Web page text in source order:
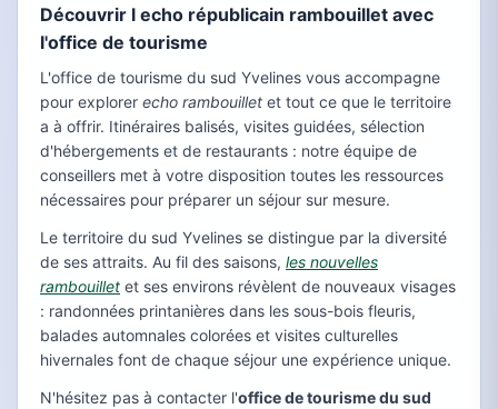
Découvrir l echo républicain rambouillet avec
l'office de tourisme
L'office de tourisme du sud Yvelines vous accompagne
pour explorer echo rambouillet et tout ce que le territoire
a à offrir. Itinéraires balisés, visites guidées, sélection
d'hébergements et de restaurants : notre équipe de
conseillers met à votre disposition toutes les ressources
nécessaires pour préparer un séjour sur mesure.
Le territoire du sud Yvelines se distingue par la diversité
de ses attraits. Au fil des saisons, les nouvelles
rambouillet et ses environs révèlent de nouveaux visages
: randonnées printanières dans les sous-bois fleuris,
balades automnales colorées et visites culturelles
hivernales font de chaque séjour une expérience unique.
N'hésitez pas à contacter l'office de tourisme du sud